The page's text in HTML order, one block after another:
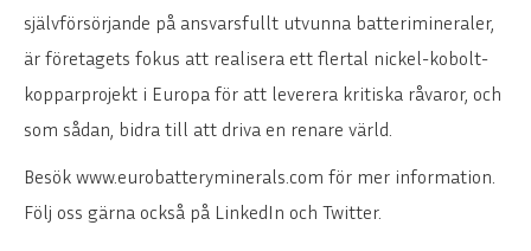
självförsörjande på ansvarsfullt utvunna batterimineraler,
är företagets fokus att realisera ett flertal nickel-kobolt-
kopparprojekt i Europa för att leverera kritiska råvaror, och
som sådan, bidra till att driva en renare värld.
Besök www.eurobatteryminerals.com för mer information.
Följ oss gärna också på LinkedIn och Twitter.